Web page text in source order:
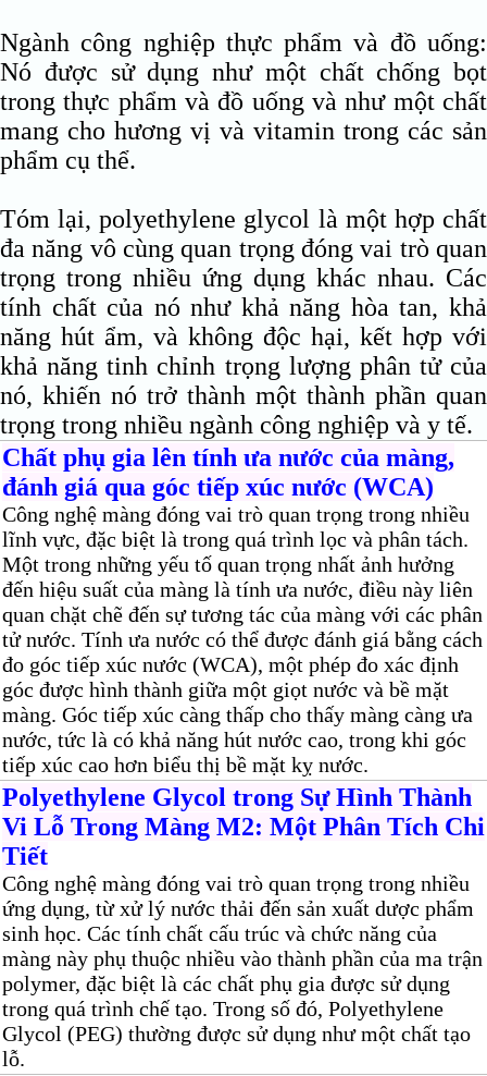
Ngành công nghiệp thực phẩm và đồ uống:
Nó được sử dụng như một chất chống bọt
trong thực phẩm và đồ uống và như một chất
mang cho hương vị và vitamin trong các sản
phẩm cụ thể.
Tóm lại, polyethylene glycol là một hợp chất
đa năng vô cùng quan trọng đóng vai trò quan
trọng trong nhiều ứng dụng khác nhau. Các
tính chất của nó như khả năng hòa tan, khả
năng hút ẩm, và không độc hại, kết hợp với
khả năng tinh chỉnh trọng lượng phân tử của
nó, khiến nó trở thành một thành phần quan
trọng trong nhiều ngành công nghiệp và y tế.
Chất phụ gia lên tính ưa nước của màng,
đánh giá qua góc tiếp xúc nước (WCA)
Công nghệ màng đóng vai trò quan trọng trong nhiều
lĩnh vực, đặc biệt là trong quá trình lọc và phân tách.
Một trong những yếu tố quan trọng nhất ảnh hưởng
đến hiệu suất của màng là tính ưa nước, điều này liên
quan chặt chẽ đến sự tương tác của màng với các phân
tử nước. Tính ưa nước có thể được đánh giá bằng cách
đo góc tiếp xúc nước (WCA), một phép đo xác định
góc được hình thành giữa một giọt nước và bề mặt
màng. Góc tiếp xúc càng thấp cho thấy màng càng ưa
nước, tức là có khả năng hút nước cao, trong khi góc
tiếp xúc cao hơn biểu thị bề mặt kỵ nước.
Polyethylene Glycol trong Sự Hình Thành
Vi Lỗ Trong Màng M2: Một Phân Tích Chi
Tiết
Công nghệ màng đóng vai trò quan trọng trong nhiều
ứng dụng, từ xử lý nước thải đến sản xuất dược phẩm
sinh học. Các tính chất cấu trúc và chức năng của
màng này phụ thuộc nhiều vào thành phần của ma trận
polymer, đặc biệt là các chất phụ gia được sử dụng
trong quá trình chế tạo. Trong số đó, Polyethylene
Glycol (PEG) thường được sử dụng như một chất tạo
lỗ.